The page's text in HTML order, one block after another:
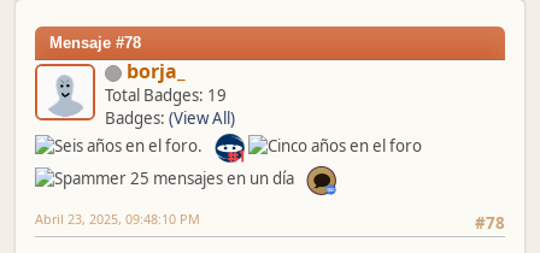
Mensaje #78
borja_
Total Badges: 19
Badges: (View All)
#78
Abril 23, 2025, 09:48:10 PM